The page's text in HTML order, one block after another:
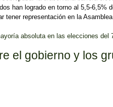
han logrado en torno al 5,5-
tener representación en la
absoluta en las elecciones del
el gobierno y los